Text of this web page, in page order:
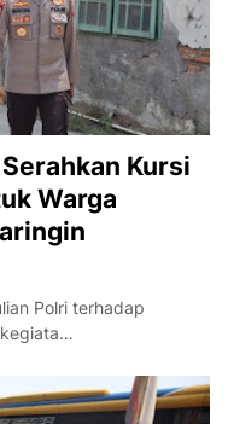
Kursi
Warga
Polri terhadap